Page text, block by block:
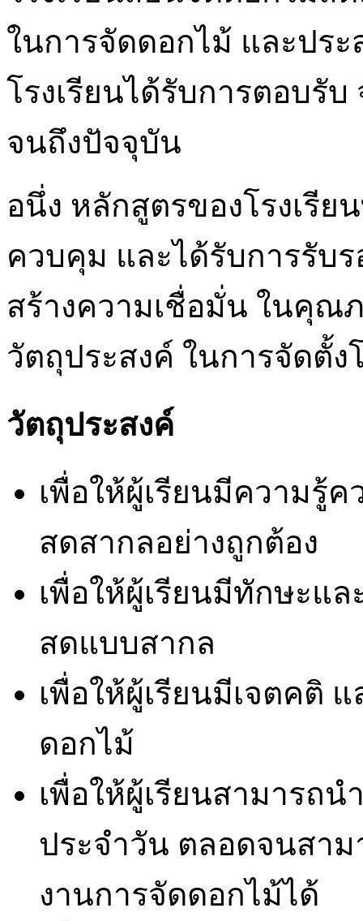
ในการจัดดอกไม้ และปร
โรงเรียนได้รับการตอบรั
จนถึงปัจจุบัน
อนึ่ง หลักสูตรของโรงเรี
ควบคุม และได้รับการรับ
สร้างความเชื่อมั่น ในคุณ
วัตถุประสงค์ ในการจัดตั้ง
วัตถุประสงค์
เพื่อให้ผู้เรียนมีความรู้
สดสากลอย่างถูกต้อง
เพื่อให้ผู้เรียนมีทักษะแ
สดแบบสากล
เพื่อให้ผู้เรียนมีเจตคติ
ดอกไม้
เพื่อให้ผู้เรียนสามารถ
ประจำวัน ตลอดจนสา
งานการจัดดอกไม้ได้